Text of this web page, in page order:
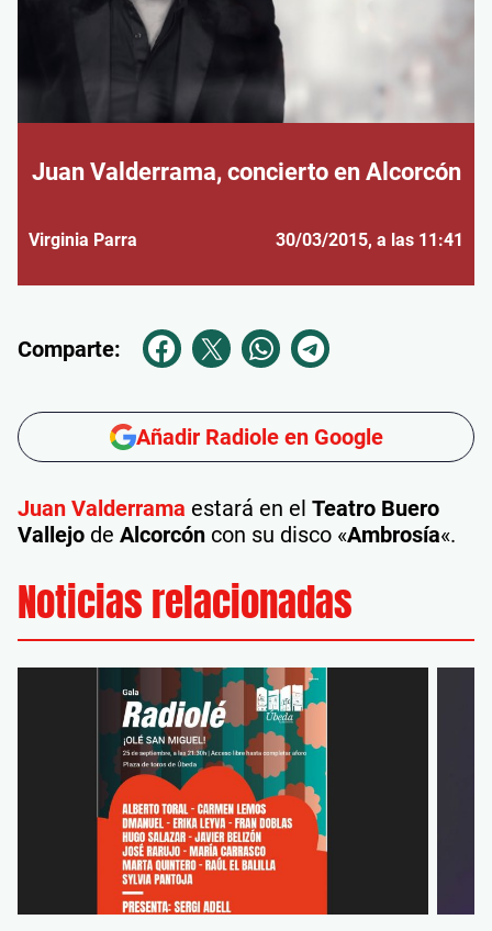
Juan Valderrama, concierto en Alcorcón
Virginia Parra 30/03/2015, a las 11:41
Comparte:
Añadir Radiole en Google
Juan Valderrama estará en el Teatro Buero
Vallejo de Alcorcón con su disco «Ambrosía«.
Noticias relacionadas